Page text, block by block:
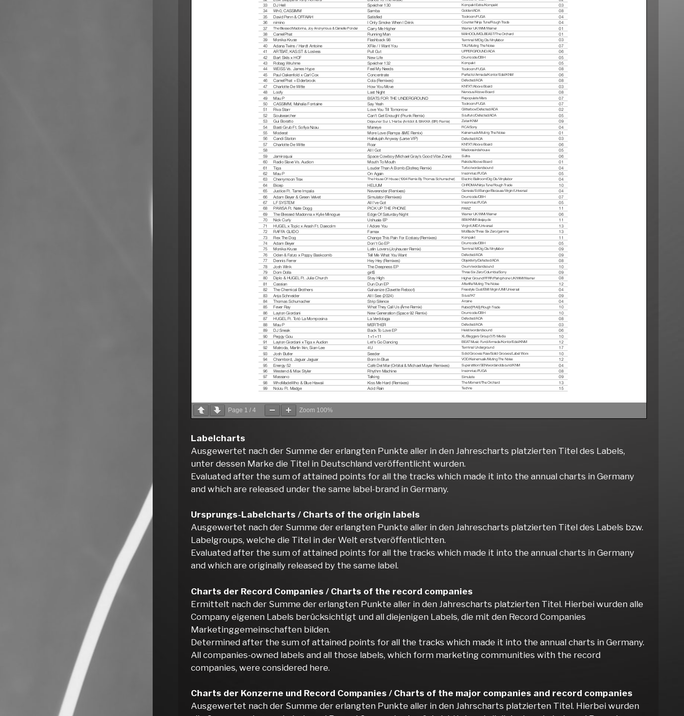
Page 1 / 4 Zoom 100%
Labelcharts
Ausgewertet nach der Summe der erlangten Punkte aller in den Jahrescharts platzierten Titel des Labels,
unter dessen Marke die Titel in Deutschland veröffentlicht wurden.
Evaluated after the sum of attained points for all the tracks which made it into the annual charts in Germany
and which are released under the same label-brand in Germany.
Ursprungs-Labelcharts / Charts of the origin labels
Ausgewertet nach der Summe der erlangten Punkte aller in den Jahrescharts platzierten Titel des Labels bzw.
Labelgroups, welche die Titel in der Welt erstveröffentlichten.
Evaluated after the sum of attained points for all the tracks which made it into the annual charts in Germany
and which are originally released by the same label.
Charts der Record Companies / Charts of the record companies
Ermittelt nach der Summe der erlangten Punkte aller in den Jahrescharts platzierten Titel. Hierbei wurden alle
Company eigenen Labels berücksichtigt und all diejenigen Labels, die mit den Record Companies
Marketinggemeinschaften bilden.
Determined after the sum of attained points for all the tracks which made it into the annual charts in Germany.
All companies-owned labels and all those labels, which form marketing communities with the record
companies, were considered here.
Charts der Konzerne und Record Companies / Charts of the major companies and record companies
Ausgewertet nach der Summe der erlangten Punkte aller in den Jahrscharts platzierten Titel. Hierbei wurden